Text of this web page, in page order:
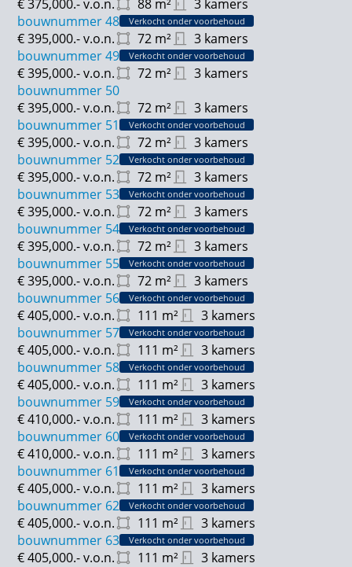
88 m² 3 kamers
€ 375,000.-v.o.n.
bouwnummer 48
Verkocht onder voorbehoud
72 m² 3 kamers
€ 395,000.-v.o.n.
bouwnummer 49
Verkocht onder voorbehoud
72 m² 3 kamers
€ 395,000.-v.o.n.
bouwnummer 50
72 m² 3 kamers
€ 395,000.-v.o.n.
bouwnummer 51
Verkocht onder voorbehoud
72 m² 3 kamers
€ 395,000.-v.o.n.
bouwnummer 52
Verkocht onder voorbehoud
72 m² 3 kamers
€ 395,000.-v.o.n.
bouwnummer 53
Verkocht onder voorbehoud
72 m² 3 kamers
€ 395,000.-v.o.n.
bouwnummer 54
Verkocht onder voorbehoud
72 m² 3 kamers
€ 395,000.-v.o.n.
bouwnummer 55
Verkocht onder voorbehoud
72 m² 3 kamers
€ 395,000.-v.o.n.
bouwnummer 56
Verkocht onder voorbehoud
111 m² 3 kamers
€ 405,000.-v.o.n.
bouwnummer 57
Verkocht onder voorbehoud
111 m² 3 kamers
€ 405,000.-v.o.n.
bouwnummer 58
Verkocht onder voorbehoud
111 m² 3 kamers
€ 405,000.-v.o.n.
bouwnummer 59
Verkocht onder voorbehoud
111 m² 3 kamers
€ 410,000.-v.o.n.
bouwnummer 60
Verkocht onder voorbehoud
111 m² 3 kamers
€ 410,000.-v.o.n.
bouwnummer 61
Verkocht onder voorbehoud
111 m² 3 kamers
€ 405,000.-v.o.n.
bouwnummer 62
Verkocht onder voorbehoud
111 m² 3 kamers
€ 405,000.-v.o.n.
bouwnummer 63
Verkocht onder voorbehoud
111 m² 3 kamers
€ 405,000.-v.o.n.